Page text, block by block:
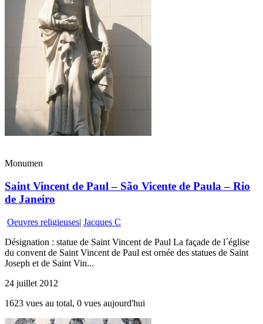
Monumen
Saint Vincent de Paul – São Vicente de Paula – Rio
de Janeiro
Oeuvres religieuses| Jacques C
Désignation : statue de Saint Vincent de Paul La façade de l´église
du convent de Saint Vincent de Paul est ornée des statues de Saint
Joseph et de Saint Vin...
24 juillet 2012
1623 vues au total, 0 vues aujourd'hui